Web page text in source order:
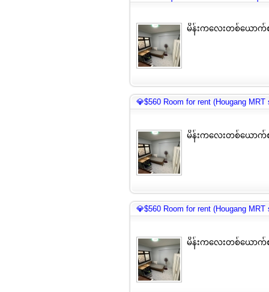
မိန်းကလေးတစ်ယောက်
💎$560 Room for rent (Hougang MRT
မိန်းကလေးတစ်ယောက်
💎$560 Room for rent (Hougang MRT
မိန်းကလေးတစ်ယောက်